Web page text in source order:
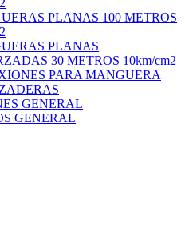
PLANAS 100 METROS
PLANAS
30 METROS 10km/cm2
PARA MANGUERA
GENERAL
GENERAL